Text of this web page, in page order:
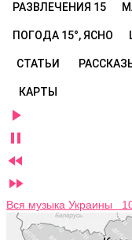
РАЗВЛЕЧЕНИЯ 15
ПОГОДА 15°, ЯСНО
СТАТЬИ
КАРТЫ




Вся музыка Украины